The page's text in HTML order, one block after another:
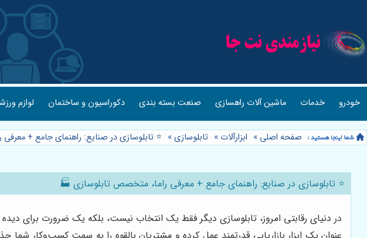
خودرو خدمات ماشین آلات راهسازی صنعت بسته بندی دکوراسیون و ساختمان لوازم
صفحه اصلی » ابزارآلات » تابلوسازی» ⭐️ تابلوسازی در صنایع: راهنمای جامع +
⭐️ تابلوسازی در صنایع: راهنمای جامع + معرفی راما، متخصص تابلوسازی 🏭
در دنیای رقابتی امروز، تابلوسازی دیگر فقط یک انتخاب نیست، بلکه یک ضرورت برای